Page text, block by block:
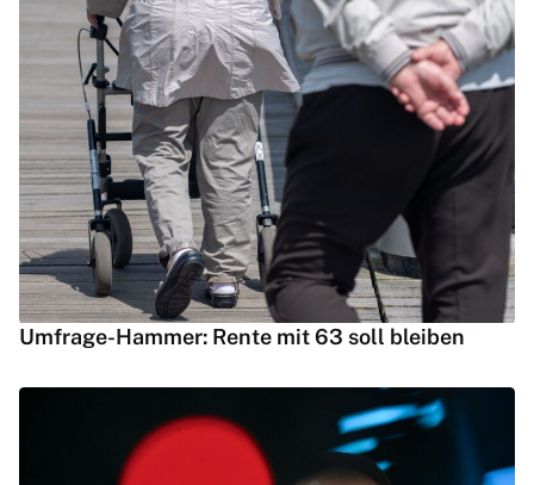
Umfrage-Hammer: Rente mit 63 soll bleiben